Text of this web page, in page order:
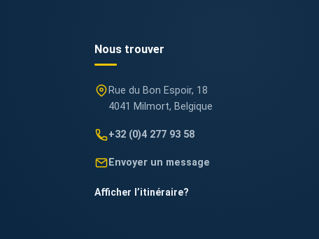
Nous trouver
Rue du Bon Espoir, 18
4041 Milmort, Belgique
+32 (0)4 277 93 58
Envoyer un message
Afficher l’itinéraire?